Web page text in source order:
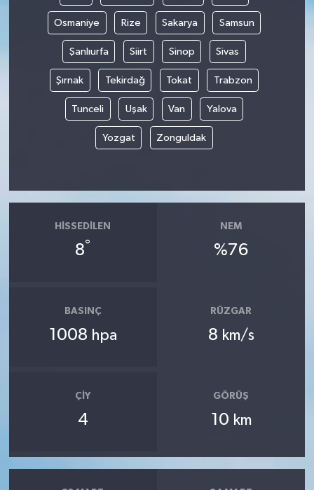
Osmaniye Rize Sakarya Samsun
Şanlıurfa Siirt Sinop Sivas
Şırnak Tekirdağ Tokat Trabzon
Tunceli Uşak Van Yalova
Yozgat Zonguldak
HISSEDILEN
8°
NEM
%76
BASINÇ
1008 hpa
RÜZGAR
8 km/s
ÇIY
4
GÖRÜŞ
10 km